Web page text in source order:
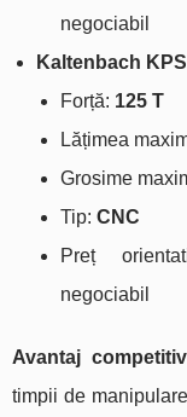
negociabil
Kaltenbach
Forță: 125 T
Lățimea
Grosime
Tip: CNC
Preț
negociabil
Avantaj
timpii de